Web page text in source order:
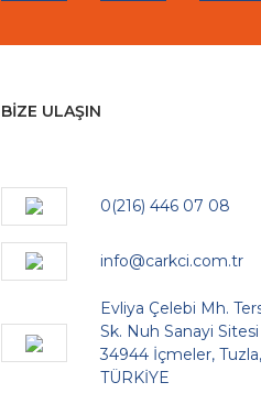
BİZE ULAŞIN
0(216) 446 07 08
info@carkci.com.tr
Evliya Çelebi Mh.
Sk. Nuh Sanayi
34944 İçmeler,
TÜRKİYE